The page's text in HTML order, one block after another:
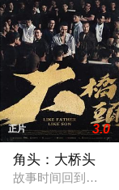
，火星帝国与地球
绝执行灭口命令背
正片 3.0
角头：大桥头
故事时间回到源头